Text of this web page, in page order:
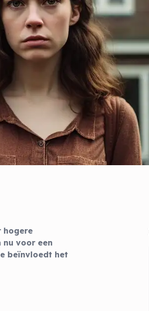
hogere
nu voor een
beïnvloedt het